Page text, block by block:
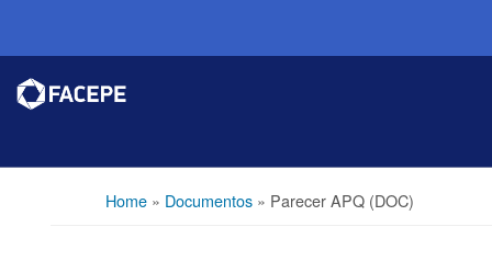
Home» Documentos» Parecer APQ (DOC)